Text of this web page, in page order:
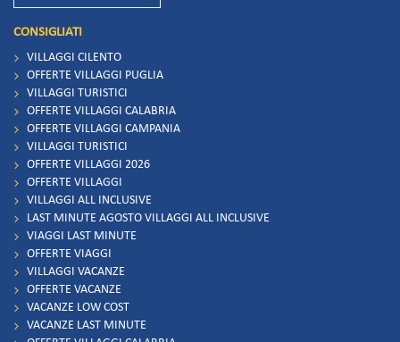
CONSIGLIATI
VILLAGGI CILENTO
OFFERTE VILLAGGI PUGLIA
VILLAGGI TURISTICI
OFFERTE VILLAGGI CALABRIA
OFFERTE VILLAGGI CAMPANIA
VILLAGGI TURISTICI
OFFERTE VILLAGGI 2026
OFFERTE VILLAGGI
VILLAGGI ALL INCLUSIVE
LAST MINUTE AGOSTO VILLAGGI ALL INCLUSIVE
VIAGGI LAST MINUTE
OFFERTE VIAGGI
VILLAGGI VACANZE
OFFERTE VACANZE
VACANZE LOW COST
VACANZE LAST MINUTE